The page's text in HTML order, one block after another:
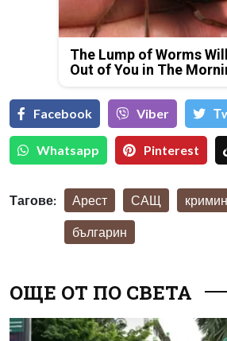
The Lump of Worms
Out of You in The
Facebook Viber
Whatsapp Pinterest
Тагове: Арест САЩ
българин
ОЩЕ ОТ ПО СВЕТА